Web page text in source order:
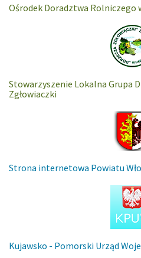
Ośrodek Doradztwa Rolniczego
Stowarzyszenie Lokalna Grupa
Zgłowiaczki
Strona internetowa Powiatu
Kujawsko - Pomorski Urząd